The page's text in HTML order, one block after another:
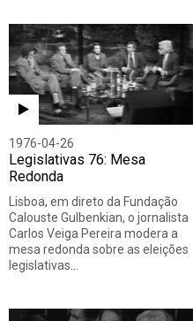
1976-04-26
Legislativas 76: Mesa
Redonda
Lisboa, em direto da Fundação
Calouste Gulbenkian, o jornalista
Carlos Veiga Pereira modera a
mesa redonda sobre as eleições
legislativas…